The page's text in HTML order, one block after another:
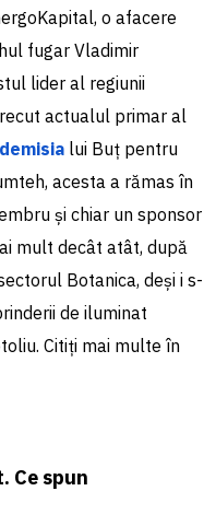
o afacere
fugar Vladimir
lider al regiunii
actualul primar al
lui Buț pentru
acesta a rămas în
și chiar un sponsor
mult decât atât, după
Botanica, deși i s-
de iluminat
Citiți mai multe în
Ce spun